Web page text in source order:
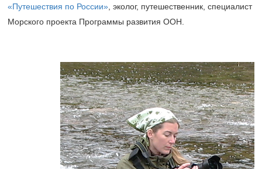
«Путешествия по России» , эколог, путешественник, специалист
Морского проекта Программы развития ООН.